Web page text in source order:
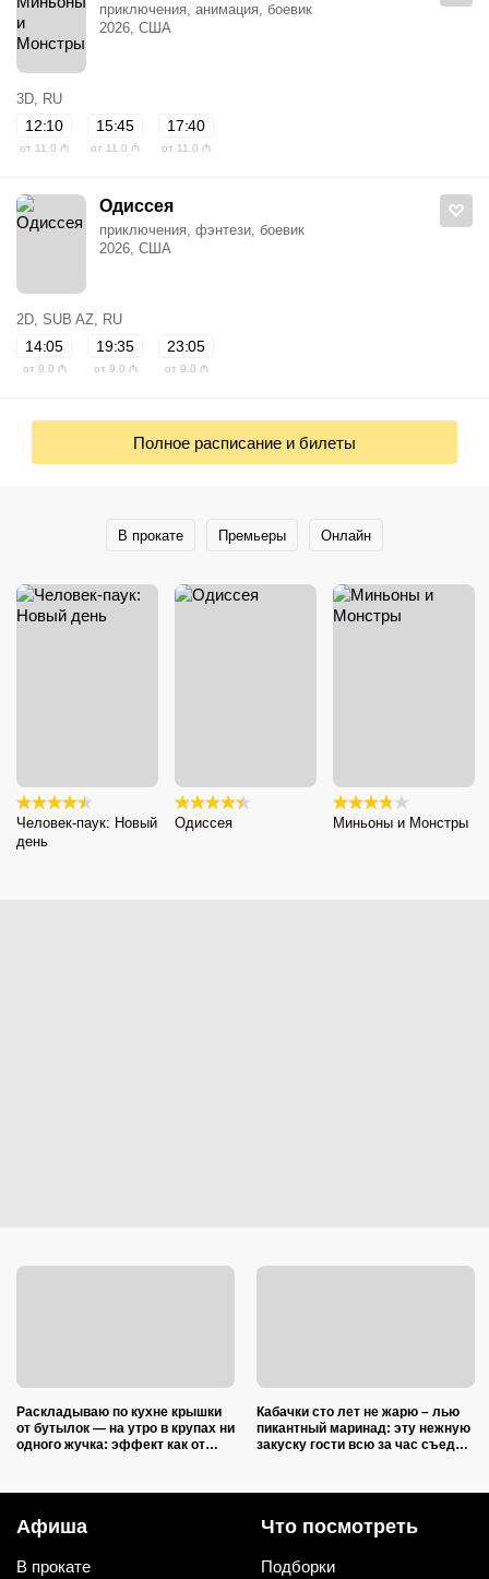
приключения, анимация, боевик
2026, США
3D, RU
12:10
от 11.0 ₼
15:45
от 11.0 ₼
17:40
от 11.0 ₼
Одиссея
приключения, фэнтези, боевик
2026, США
2D, SUB AZ, RU
14:05
от 9.0 ₼
19:35
от 9.0 ₼
23:05
от 9.0 ₼
Полное расписание и билеты
В прокате Премьеры Онлайн
Человек-паук: Новый
день
Одиссея Миньоны и Монстры
Раскладываю по кухне крышки
от бутылок — на утро в крупах ни
одного жучка: эффект как от
Кабачки сто лет не жарю – лью
пикантный маринад: эту нежную
закуску гости всю за час съедят
Афиша
В прокате
Что посмотреть
Подборки